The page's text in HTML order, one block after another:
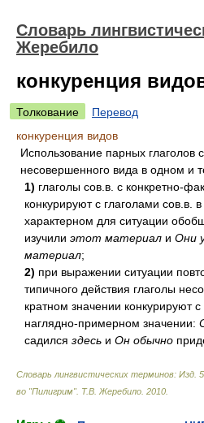
Словарь
Жеребило
конкуренция
Толкование
Перевод
конкуренция видов
Использование парных глаголов
несовершенного вида в одном и
1) глаголы сов.в. с конкретно-
конкурируют с глаголами сов.в.
характерном для ситуации
изучили этот материал и Они
материал;
2) при выражении ситуации
типичного действия глаголы
кратном значении конкурируют
наглядно-примерном значении:
садился здесь и Он обычно
Словарь лингвистических терминов: Изд.
во "Пилигрим". Т.В. Жеребило 2010